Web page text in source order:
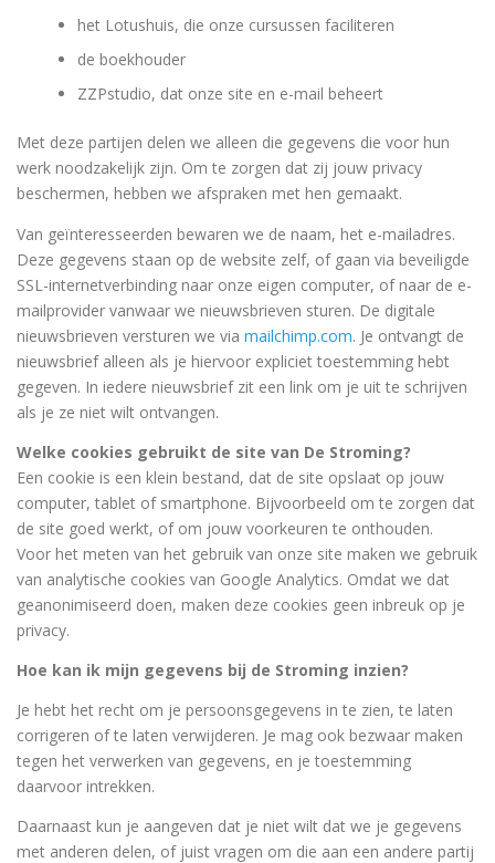
het Lotushuis, die onze cursussen faciliteren
de boekhouder
ZZPstudio, dat onze site en e-mail beheert
Met deze partijen delen we alleen die gegevens die voor hun
werk noodzakelijk zijn. Om te zorgen dat zij jouw privacy
beschermen, hebben we afspraken met hen gemaakt.
Van geïnteresseerden bewaren we de naam, het e-mailadres.
Deze gegevens staan op de website zelf, of gaan via beveiligde
SSL-internetverbinding naar onze eigen computer, of naar de e-
mailprovider vanwaar we nieuwsbrieven sturen. De digitale
nieuwsbrieven versturen we via mailchimp.com. Je ontvangt de
nieuwsbrief alleen als je hiervoor expliciet toestemming hebt
gegeven. In iedere nieuwsbrief zit een link om je uit te schrijven
als je ze niet wilt ontvangen.
Welke cookies gebruikt de site van De Stroming?
Een cookie is een klein bestand, dat de site opslaat op jouw
computer, tablet of smartphone. Bijvoorbeeld om te zorgen dat
de site goed werkt, of om jouw voorkeuren te onthouden.
Voor het meten van het gebruik van onze site maken we gebruik
van analytische cookies van Google Analytics. Omdat we dat
geanonimiseerd doen, maken deze cookies geen inbreuk op je
privacy.
Hoe kan ik mijn gegevens bij de Stroming inzien?
Je hebt het recht om je persoonsgegevens in te zien, te laten
corrigeren of te laten verwijderen. Je mag ook bezwaar maken
tegen het verwerken van gegevens, en je toestemming
daarvoor intrekken.
Daarnaast kun je aangeven dat je niet wilt dat we je gegevens
met anderen delen, of juist vragen om die aan een andere partij